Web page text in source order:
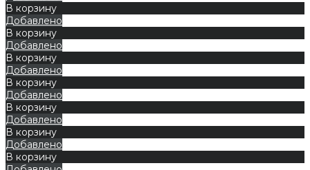
В корзину
Добавлено
В корзину
Добавлено
В корзину
Добавлено
В корзину
Добавлено
В корзину
Добавлено
В корзину
Добавлено
В корзину